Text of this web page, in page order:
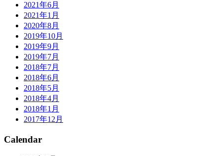
2021年6月
2021年1月
2020年8月
2019年10月
2019年9月
2019年7月
2018年7月
2018年6月
2018年5月
2018年4月
2018年1月
2017年12月
Calendar